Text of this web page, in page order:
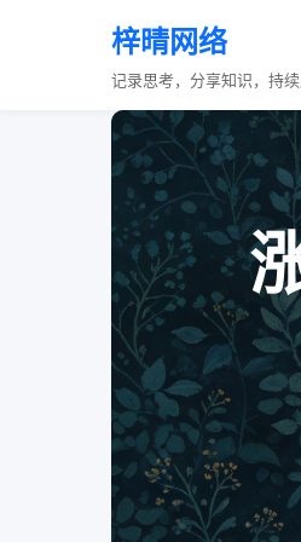
梓晴网络
记录思考，分享知识，持